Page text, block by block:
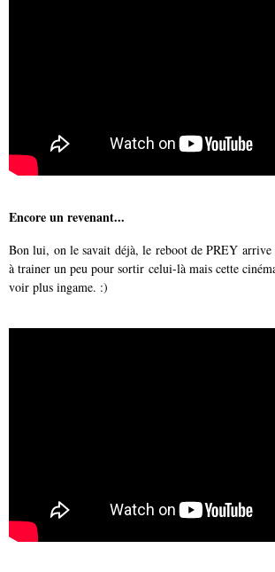
Encore un revenant...
Bon lui, on le savait déjà, le reboot de PREY
à trainer un peu pour sortir celui-là mais cette
voir plus ingame. :)